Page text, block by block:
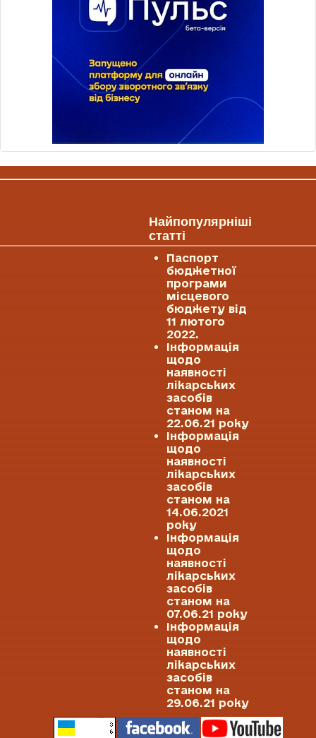
Найпопулярніші
статті
Паспорт
бюджетної
програми
місцевого
бюджету від
11 лютого
2022.
Інформація
щодо
наявності
лікарських
засобів
станом на
22.06.21 року
Інформація
щодо
наявності
лікарських
засобів
станом на
14.06.2021
року
Інформація
щодо
наявності
лікарських
засобів
станом на
07.06.21 року
Інформація
щодо
наявності
лікарських
засобів
станом на
29.06.21 року